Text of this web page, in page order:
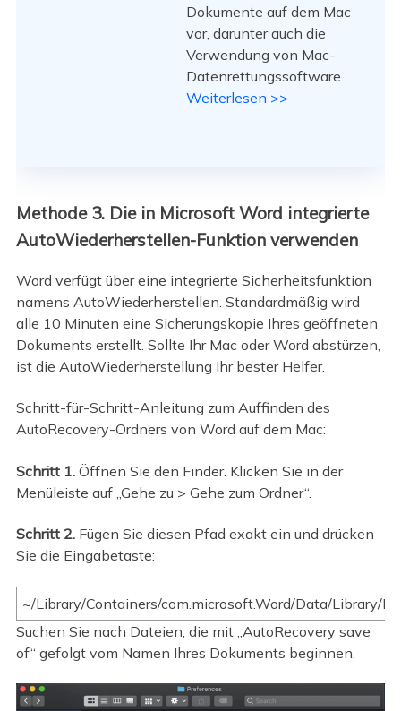
Dokumente auf dem Mac
vor, darunter auch die
Verwendung von Mac-
Datenrettungssoftware.
Weiterlesen >>
Methode 3. Die in Microsoft Word integrierte
AutoWiederherstellen-Funktion verwenden
Word verfügt über eine integrierte Sicherheitsfunktion
namens AutoWiederherstellen. Standardmäßig wird
alle 10 Minuten eine Sicherungskopie Ihres geöffneten
Dokuments erstellt. Sollte Ihr Mac oder Word abstürzen,
ist die AutoWiederherstellung Ihr bester Helfer.
Schritt-für-Schritt-Anleitung zum Auffinden des
AutoRecovery-Ordners von Word auf dem Mac:
Schritt 1.Öffnen Sie den Finder. Klicken Sie in der
Menüleiste auf „Gehe zu > Gehe zum Ordner“.
Schritt 2.Fügen Sie diesen Pfad exakt ein und drücken
Sie die Eingabetaste:
~/Library/Containers/com.microsoft.Word/Data/Library/
Suchen Sie nach Dateien, die mit „AutoRecovery save
of“ gefolgt vom Namen Ihres Dokuments beginnen.